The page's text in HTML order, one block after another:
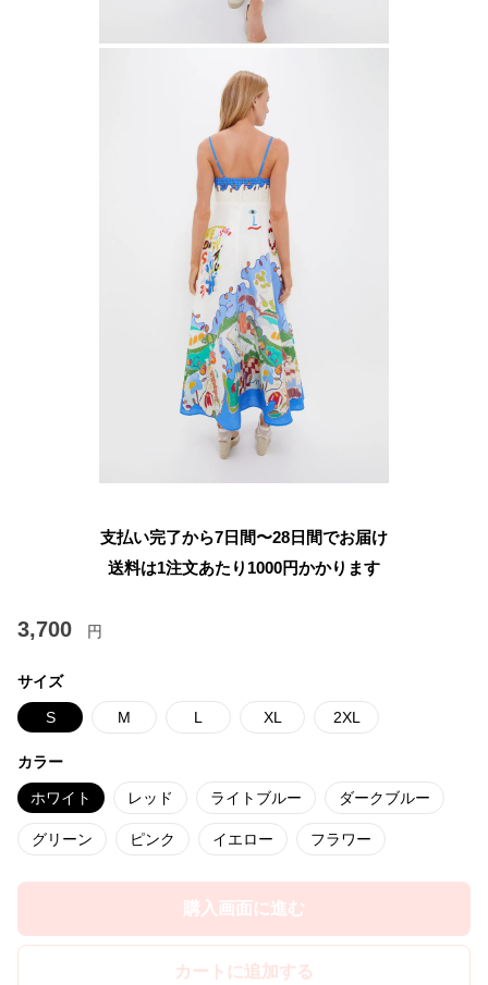
支払い完了から7日間〜28日間でお届け
送料は1注文あたり 1000円かかります
3,700 円
サイズ
S M L XL 2XL
カラー
ホワイト レッド ライトブルー ダークブルー
グリーン ピンク イエロー フラワー
購入画面に進む
カートに追加する